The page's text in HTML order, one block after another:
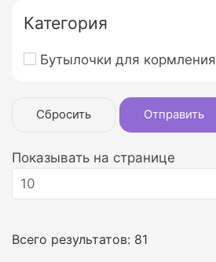
Категория
Бутылочки для кормления
Сбросить Отправить
Показывать на странице
Всего результатов: 81